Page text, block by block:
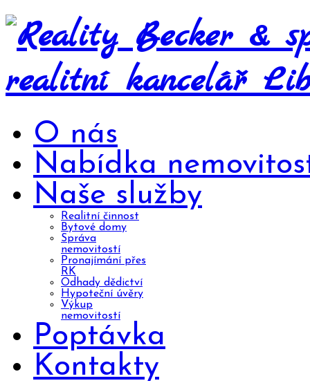
O nás
Nabídka
Naše služby
Realitní činnost
Bytové domy
Správa
nemovitostí
Pronajímání přes
RK
Odhady dědictví
Hypoteční úvěry
Výkup
nemovitostí
Poptávka
Kontakty